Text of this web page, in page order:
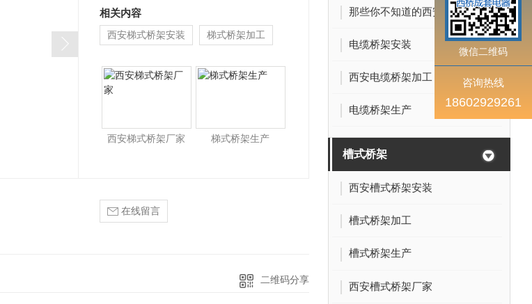
相关内容
西安梯式桥架安装 梯式桥架加工
西安梯式桥架厂家 梯式桥架生产
在线留言
二维码分享
那些你不知道的西安桥架干货！
电缆桥架安装
西安电缆桥架加工
电缆桥架生产
槽式桥架
西安槽式桥架安装
槽式桥架加工
槽式桥架生产
西安槽式桥架厂家
微信二维码
咨询热线
18602929261